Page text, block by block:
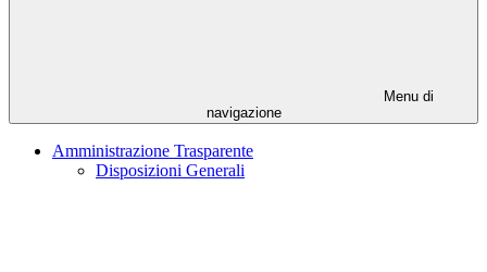
Menu di
navigazione
Amministrazione Trasparente
Disposizioni Generali